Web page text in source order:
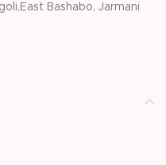
Bashabo, Jarmani